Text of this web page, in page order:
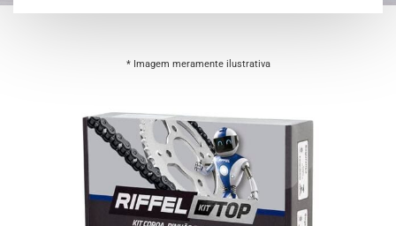
* Imagem meramente ilustrativa